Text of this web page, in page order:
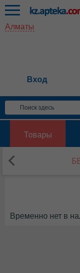
Алматы
Вход
Товары
Временно нет в